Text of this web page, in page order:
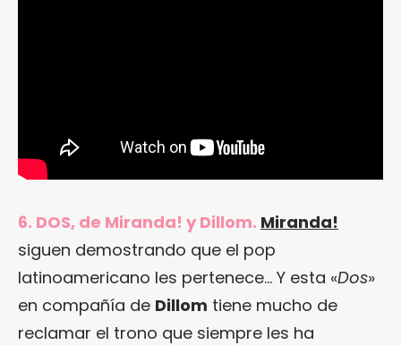
6. DOS, de Miranda! y Dillom. Miranda!
siguen demostrando que el pop
latinoamericano les pertenece… Y esta «Dos»
en compañía de Dillom tiene mucho de
reclamar el trono que siempre les ha